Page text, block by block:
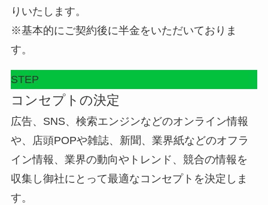
りいたします。
※基本的にご契約後に半金をいただいておりま
す。
STEP
コンセプトの決定
広告、SNS、検索エンジンなどのオンライン情報
や、店頭POPや雑誌、新聞、業界紙などのオフラ
イン情報、業界の動向やトレンド、競合の情報を
収集し御社にとって最適なコンセプトを決定しま
す。